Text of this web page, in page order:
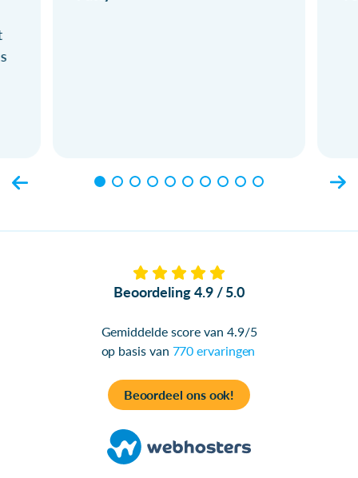
Beoordeling 4.9 / 5.0
Gemiddelde score van 4.9/5
op basis van 770 ervaringen
Beoordeel ons ook!